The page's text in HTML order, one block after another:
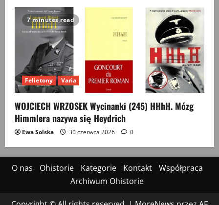
7 minutes read
Felietony Varia
WOJCIECH WRZOSEK Wycinanki (245) HHhH. Mózg
Himmlera nazywa się Heydrich
Ewa Solska 30 czerwca 2026 0
O nas Ohistorie Kategorie Kontakt
Współpraca
Archiwum Ohistorie